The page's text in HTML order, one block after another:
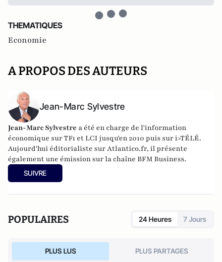
THEMATIQUES
Economie
A PROPOS DES AUTEURS
Jean-Marc Sylvestre
Jean-Marc Sylvestre a été en charge de l'information
économique sur TF1 et LCI jusqu'en 2010 puis sur i>TÉLÉ.
Aujourd'hui éditorialiste sur Atlantico.fr, il présente
également une émission sur la chaîne BFM Business.
SUIVRE
POPULAIRES 24 Heures 7 Jours
PLUS LUS PLUS PARTAGES